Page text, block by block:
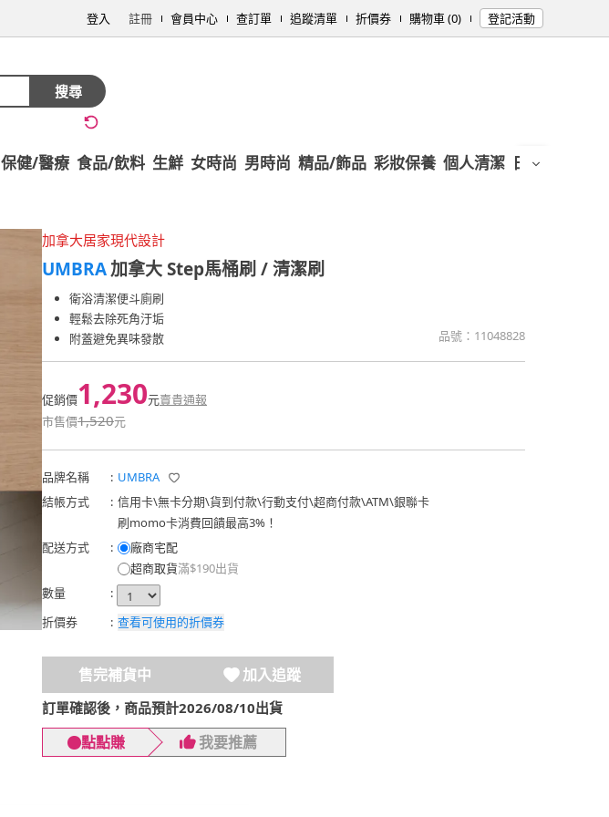
登入 註冊 會員中心 查訂單 追蹤清單 折價券 購物車 (0) 登記活動
搜尋
保健/醫療 食品/飲料 生鮮 女時尚 男時尚 精品/飾品 彩妝保養 個人清潔 日用/紙品
加拿大居家現代設計
UMBRA加拿大 Step馬桶刷 / 清潔刷
衛浴清潔便斗廁刷
輕鬆去除死角汙垢
附蓋避免異味發散
品號： 11048828
促銷價1,230元賣貴通報
市售價1,520元
品牌名稱 : UMBRA
結帳方式
: 信用卡\無卡分期\貨到付款\行動支付\超商付款\ATM\銀聯卡
刷momo卡消費回饋最高3%！
配送方式
:
廠商宅配
超商取貨滿$190出貨
數量
:
折價券
: 查看可使用的折價券
售完補貨中 加入追蹤
訂單確認後，商品預計2026/08/10出貨
點點賺 我要推薦